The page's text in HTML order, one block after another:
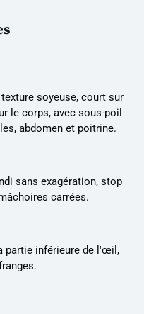
soyeuse, court sur
le corps, avec sous-poil
abdomen et poitrine.
sans exagération, stop
carrées.
partie inférieure de l'œil,